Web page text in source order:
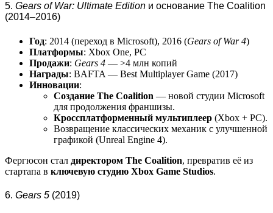
5. Gears of War: Ultimate Edition и основание The Coalition
(2014–2016)
Год: 2014 (переход в Microsoft), 2016 (Gears of War 4)
Платформы: Xbox One, PC
Продажи: Gears 4 — >4 млн копий
Награды: BAFTA — Best Multiplayer Game (2017)
Инновации:
Создание The Coalition — новой студии Microsoft
для продолжения франшизы.
Кроссплатформенный мультиплеер (Xbox + PC).
Возвращение классических механик с улучшенной
графикой (Unreal Engine 4).
Фергюсон стал директором The Coalition, превратив её из
стартапа в ключевую студию Xbox Game Studios.
6. Gears 5 (2019)